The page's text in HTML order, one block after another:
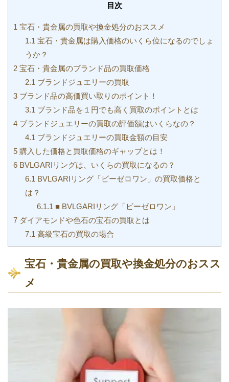
目次
1 宝石・貴金属の買取や換金処分のおススメ
1.1 宝石・貴金属は購入価格のいくら位になるのでしょ
うか？
2 宝石・貴金属のブランド品の買取価格
2.1 ブランドジュエリーの買取
3 ブランド品の高価買い取りのポイント！
3.1 ブランド品を１円でも高く買取のポイントとは
4 ブランドジュエリーの買取の評価額はいくらなの？
4.1 ブランドジュエリーの買取金額の目安
5 購入した価格と買取価格のギャップとは！
6 BVLGARIリングは、いくらの買取になるの？
6.1 BVLGARIリング「ビーゼロワン」の買取価格と
は？
6.1.1 ■ BVLGARIリング「ビーゼロワン」
7 ダイアモンドや色石の宝石の買取とは
7.1 高級宝石の買取の場合
宝石・貴金属の買取や換金処分のおスス
メ